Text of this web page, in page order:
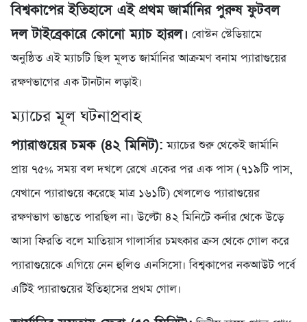
বিশ্বকাপের ইতিহাসে এই প্রথম জার্মানির পুরুষ ফুটবল
দল টাইব্রেকারে কোনো ম্যাচ হারল। বোস্টন স্টেডিয়ামে
অনুষ্ঠিত এই ম্যাচটি ছিল মূলত জার্মানির আক্রমণ বনাম প্যারাগুয়ের
রক্ষণভাগের এক টানটান লড়াই।
ম্যাচের মূল ঘটনাপ্রবাহ
প্যারাগুয়ের চমক (৪২ মিনিট): ম্যাচের শুরু থেকেই জার্মানি
প্রায় ৭৫% সময় বল দখলে রেখে একের পর এক পাস (৭১৯টি পাস,
যেখানে প্যারাগুয়ে করেছে মাত্র ১৬১টি) খেললেও প্যারাগুয়ের
রক্ষণভাগ ভাঙতে পারছিল না। উল্টো ৪২ মিনিটে কর্নার থেকে উড়ে
আসা ফিরতি বলে মাতিয়াস গালার্সার চমৎকার ক্রস থেকে গোল করে
প্যারাগুয়েকে এগিয়ে নেন হুলিও এনসিসো। বিশ্বকাপের নকআউট পর্বে
এটিই প্যারাগুয়ের ইতিহাসের প্রথম গোল।